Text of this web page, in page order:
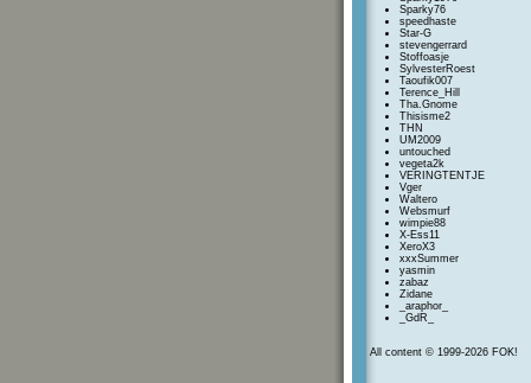
Sparky76
speedhaste
Star-G
stevengerrard
Stoffoasje
SylvesterRoest
Taoufik007
Terence_Hill
Tha.Gnome
Thisisme2
THN
UM2009
untouched
vegeta2k
VERINGTENTJE
Vger
Waltero
Websmurf
wimpie88
X-Ess11
XeroX3
xxxSummer
yasmin
zabaz
Zidane
_araphor_
_GdR_
All content © 1999-2026 FOK!